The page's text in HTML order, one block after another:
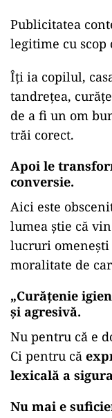
Publicitatea
legitime cu scop
Îți ia copilul,
tandrețea,
de a fi un om
trăi corect.
Apoi le
conversie.
Aici este
lumea știe că
lucruri
moralitate de
„Curățenie
și agresivă.
Nu pentru că e
Ci pentru că
lexicală a
Nu mai e